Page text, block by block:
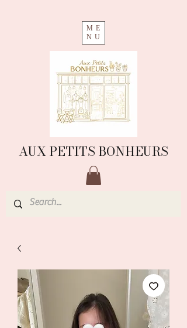
ME
NU
AUX PETITS BONHEURS